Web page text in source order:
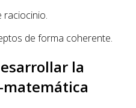
raciocinio.
de forma coherente.
la